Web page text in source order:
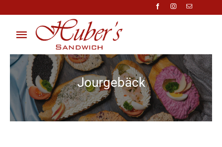
springen
Toggle
Navigation
Über Uns
Anfragen
Preisliste
Jourgebäck